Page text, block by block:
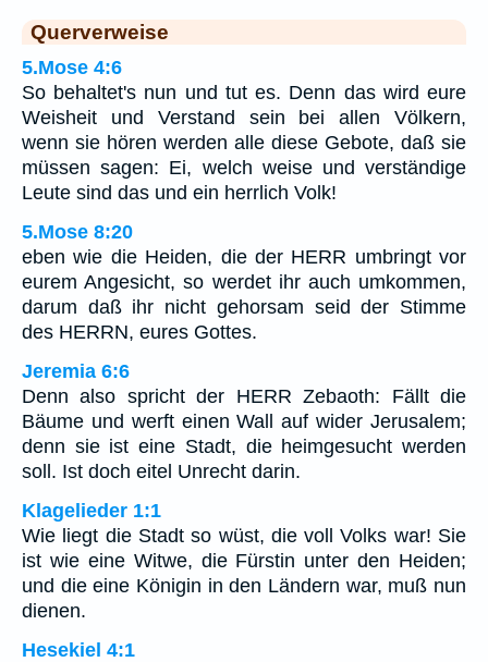
Querverweise
5.Mose 4:6
So behaltet's nun und tut es. Denn das wird eure
Weisheit und Verstand sein bei allen Völkern,
wenn sie hören werden alle diese Gebote, daß sie
müssen sagen: Ei, welch weise und verständige
Leute sind das und ein herrlich Volk!
5.Mose 8:20
eben wie die Heiden, die der HERR umbringt vor
eurem Angesicht, so werdet ihr auch umkommen,
darum daß ihr nicht gehorsam seid der Stimme
des HERRN, eures Gottes.
Jeremia 6:6
Denn also spricht der HERR Zebaoth: Fällt die
Bäume und werft einen Wall auf wider Jerusalem;
denn sie ist eine Stadt, die heimgesucht werden
soll. Ist doch eitel Unrecht darin.
Klagelieder 1:1
Wie liegt die Stadt so wüst, die voll Volks war! Sie
ist wie eine Witwe, die Fürstin unter den Heiden;
und die eine Königin in den Ländern war, muß nun
dienen.
Hesekiel 4:1